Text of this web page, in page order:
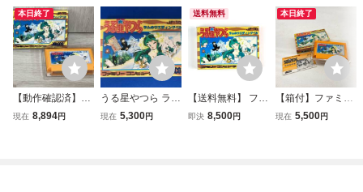
本日終了
【動作確認済】FC
うる星やつら ラム
現在 8,894円
うる星やつら ラム
のウエディングベ
現在 5,300円
送料無料
【送料無料】 ファ
ミコン うる星やつ
即決 8,500円
本日終了
【箱付】ファミコ
ンソフト うる星や
現在 5,500円